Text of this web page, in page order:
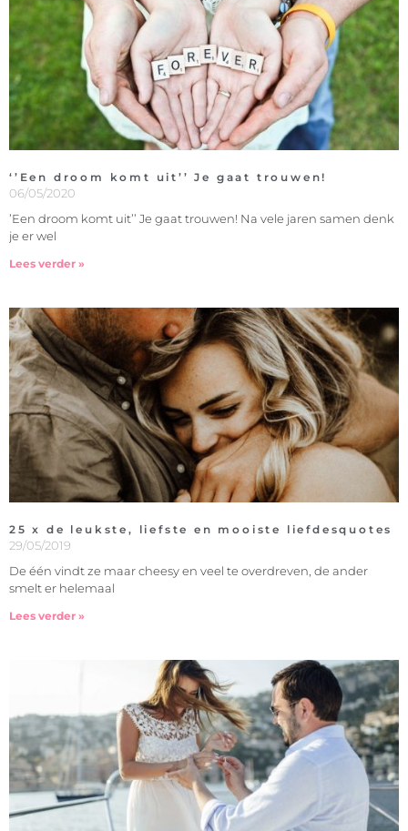
‘’Een droom komt uit’’ Je gaat trouwen!
06/05/2020
’Een droom komt uit’’ Je gaat trouwen! Na vele jaren samen denk
je er wel
Lees verder »
25 x de leukste, liefste en mooiste liefdesquotes
29/05/2019
De één vindt ze maar cheesy en veel te overdreven, de ander
smelt er helemaal
Lees verder »